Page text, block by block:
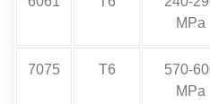
MPa
7075 T6
570-
MPa